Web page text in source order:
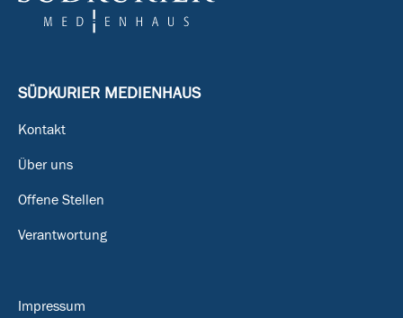
SÜDKURIER MEDIENHAUS
Kontakt
Über uns
Offene Stellen
Verantwortung
Impressum